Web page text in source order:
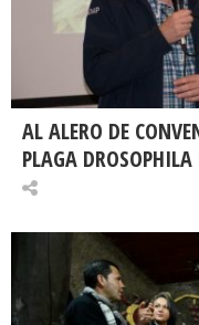
AL ALERO DE
PLAGA